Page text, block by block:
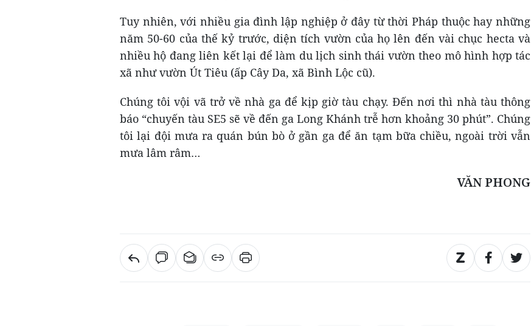
Tuy nhiên, với nhiều gia đình lập nghiệp ở đây từ thời Pháp thuộc hay những
năm 50-60 của thế kỷ trước, diện tích vườn của họ lên đến vài chục hecta và
nhiều hộ đang liên kết lại để làm du lịch sinh thái vườn theo mô hình hợp tác
xã như vườn Út Tiêu (ấp Cây Da, xã Bình Lộc cũ).
Chúng tôi vội vã trở về nhà ga để kịp giờ tàu chạy. Đến nơi thì nhà tàu thông
báo “chuyến tàu SE5 sẽ về đến ga Long Khánh trễ hơn khoảng 30 phút”. Chúng
tôi lại đội mưa ra quán bún bò ở gần ga để ăn tạm bữa chiều, ngoài trời vẫn
mưa lâm râm…
VĂN PHONG